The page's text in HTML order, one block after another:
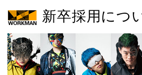
新卒採用につ